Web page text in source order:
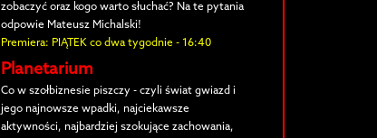
zobaczyć oraz kogo warto słuchać? Na te pytania
odpowie Mateusz Michalski!
Premiera: PIĄTEK co dwa tygodnie - 16:40
Planetarium
Co w szołbiznesie piszczy - czyli świat gwiazd i
jego najnowsze wpadki, najciekawsze
aktywności, najbardziej szokujące zachowania,